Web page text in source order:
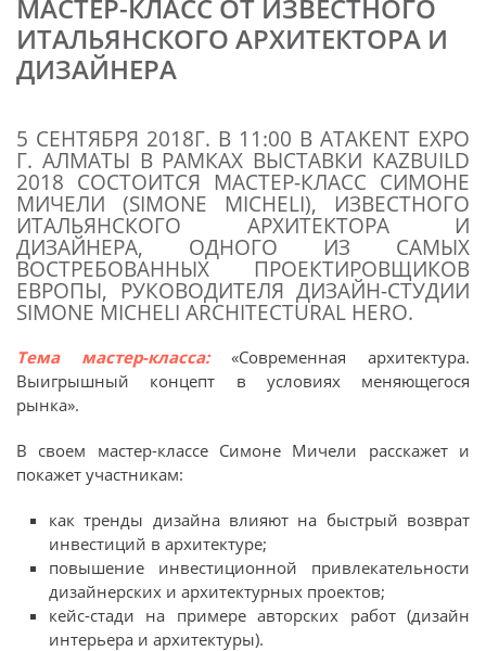
МАСТЕР-КЛАСС ОТ ИЗВЕСТНОГО
ИТАЛЬЯНСКОГО АРХИТЕКТОРА И
ДИЗАЙНЕРА
5 СЕНТЯБРЯ 2018Г. В 11:00 В ATAKENT EXPO
Г. АЛМАТЫ В РАМКАХ ВЫСТАВКИ KAZBUILD
2018 СОСТОИТСЯ МАСТЕР-КЛАСС СИМОНЕ
МИЧЕЛИ (SIMONE MICHELI), ИЗВЕСТНОГО
ИТАЛЬЯНСКОГО АРХИТЕКТОРА И
ДИЗАЙНЕРА, ОДНОГО ИЗ САМЫХ
ВОСТРЕБОВАННЫХ ПРОЕКТИРОВЩИКОВ
ЕВРОПЫ, РУКОВОДИТЕЛЯ ДИЗАЙН-СТУДИИ
SIMONE MICHELI ARCHITECTURAL HERO.
Тема мастер-класса:
«Современная архитектура.
Выигрышный концепт в условиях меняющегося
рынка».
В своем мастер-классе Симоне Мичели расскажет и
покажет участникам:
как тренды дизайна влияют на быстрый возврат
инвестиций в архитектуре;
повышение инвестиционной привлекательности
дизайнерских и архитектурных проектов;
кейс-стади на примере авторских работ (дизайн
интерьера и архитектуры).